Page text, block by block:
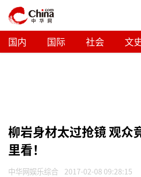
国内 国际 社会 文
柳岩身材太过抢镜 观众
里看！
中华网娱乐综合 2017-02-08 09:28:15